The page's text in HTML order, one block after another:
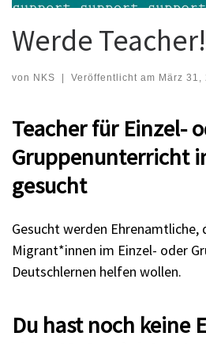
Werde Teacher!
von NKS Veröffentlicht am März 31,
Teacher für Einzel-
Gruppenunterricht
gesucht
Gesucht werden Ehrenamtliche,
Migrant*innen im Einzel- oder
Deutschlernen helfen wollen.
Du hast noch keine